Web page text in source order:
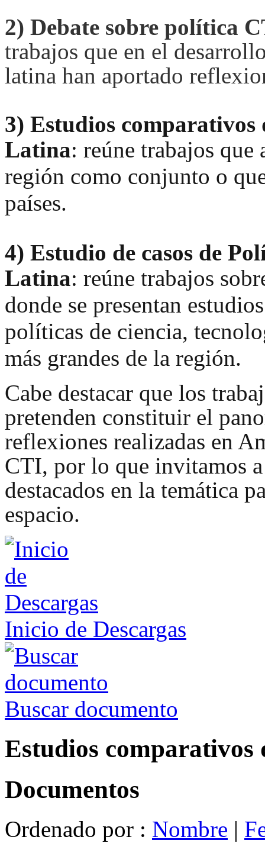
2) Debate sobre política
trabajos que en el
latina han aportado
3) Estudios
Latina: reúne trabajos que
región como conjunto o
países.
4) Estudio de casos de
Latina: reúne trabajos so
donde se presentan
políticas de ciencia,
más grandes de la región.
Cabe destacar que los
pretenden constituir el
reflexiones realizadas en
CTI, por lo que invitamos
destacados en la temática
espacio.
Inicio de Descargas
Buscar documento
Estudios
Documentos
Ordenado por : Nombre |